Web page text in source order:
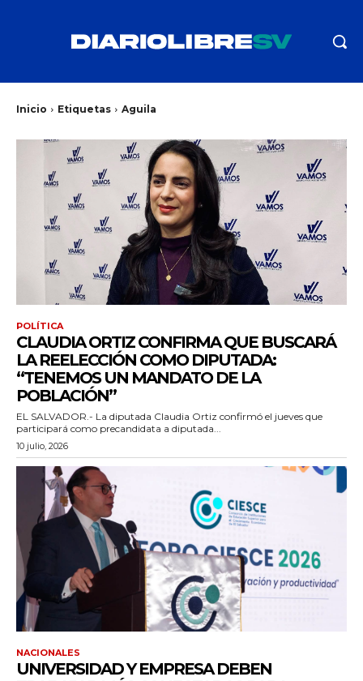
Inicio Etiquetas Aguila
POLÍTICA
CLAUDIA ORTIZ CONFIRMA QUE BUSCARÁ
LA REELECCIÓN COMO DIPUTADA:
“TENEMOS UN MANDATO DE LA
POBLACIÓN”
EL SALVADOR.- La diputada Claudia Ortiz confirmó el jueves que
participará como precandidata a diputada...
10 julio, 2026
NACIONALES
UNIVERSIDAD Y EMPRESA DEBEN